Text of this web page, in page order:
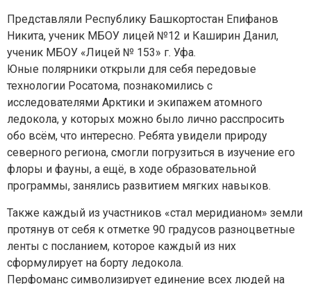
Представляли Республику Башкортостан Епифанов
Никита, ученик МБОУ лицей №12 и Каширин Данил,
ученик МБОУ «Лицей № 153» г. Уфа.
Юные полярники открыли для себя передовые
технологии Росатома, познакомились с
исследователями Арктики и экипажем атомного
ледокола, у которых можно было лично расспросить
обо всём, что интересно. Ребята увидели природу
северного региона, смогли погрузиться в изучение его
флоры и фауны, а ещё, в ходе образовательной
программы, занялись развитием мягких навыков.
Также каждый из участников «стал меридианом» земли
протянув от себя к отметке 90 градусов разноцветные
ленты с посланием, которое каждый из них
сформулирует на борту ледокола.
Перфоманс символизирует единение всех людей на
Задайте нам вопрос
Для заполнения данной формы включите
JavaScript в браузере.
Эл. почта*